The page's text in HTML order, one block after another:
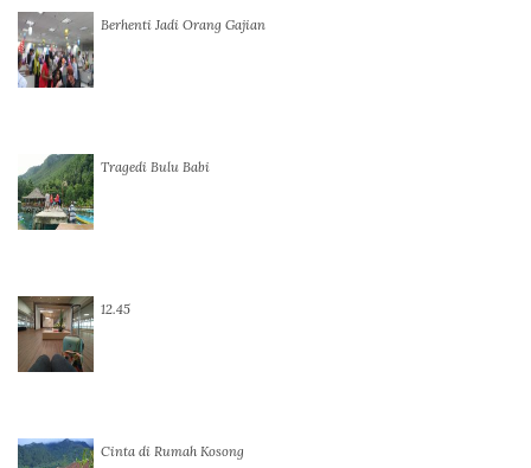
Berhenti Jadi Orang Gajian
Tragedi Bulu Babi
12.45
Cinta di Rumah Kosong